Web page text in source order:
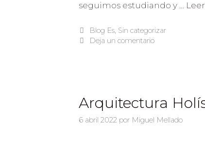
seguimos estudiando y …
Blog Es, Sin categorizar
Deja un comentario
Arquitectura
6 abril 2022 por Miguel Mellado